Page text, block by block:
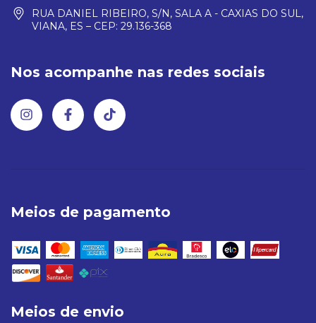
RUA DANIEL RIBEIRO, S/N, SALA A - CAXIAS DO SUL,
VIANA, ES – CEP: 29.136-368
Nos acompanhe nas redes sociais
Meios de pagamento
Meios de envio